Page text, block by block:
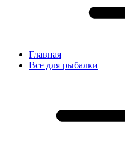
Главная
Все для рыбалки